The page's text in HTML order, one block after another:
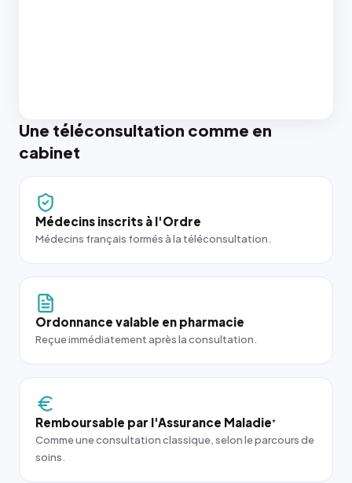
Une téléconsultation comme en
cabinet
Médecins inscrits à l'Ordre
Médecins français formés à la téléconsultation.
Ordonnance valable en pharmacie
Reçue immédiatement après la consultation.
Remboursable par l'Assurance Maladie*
Comme une consultation classique, selon le parcours de
soins.